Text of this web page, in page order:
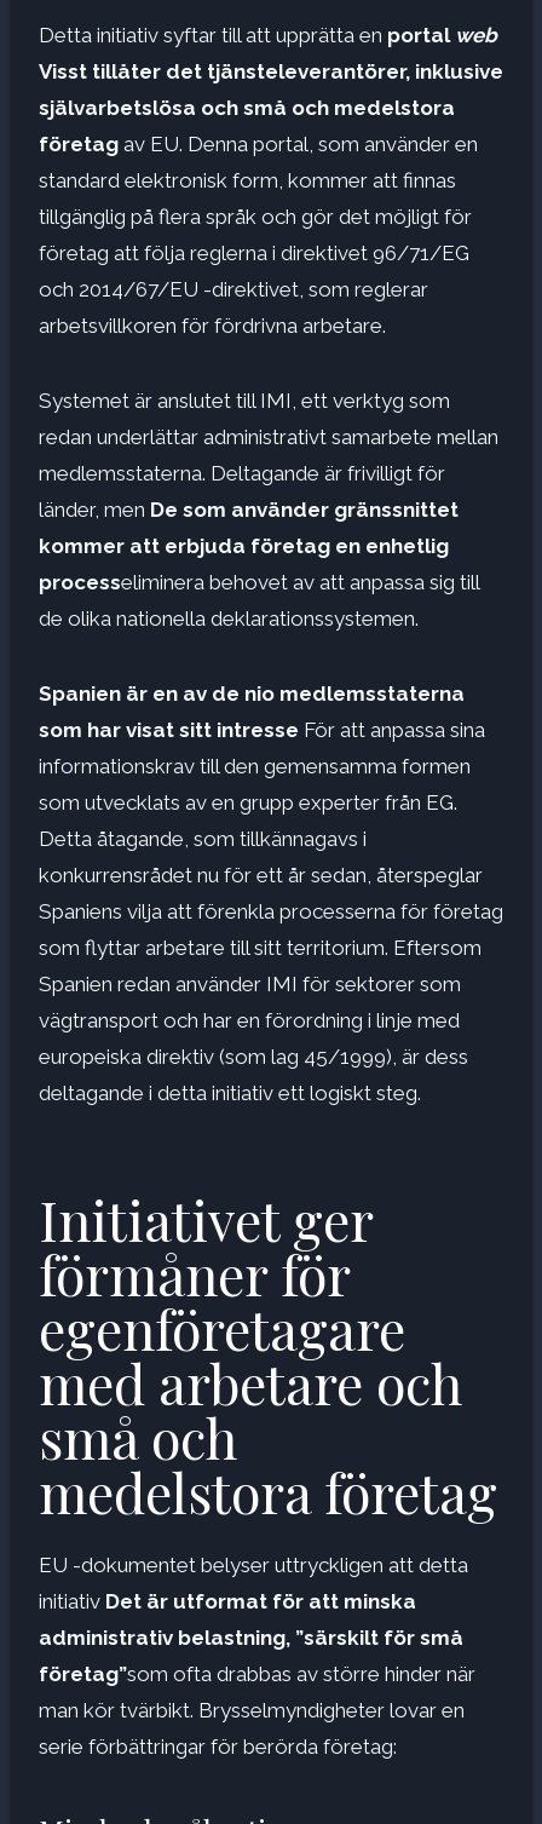
Detta initiativ syftar till att upprätta en portal web
Visst tillåter det tjänsteleverantörer, inklusive
självarbetslösa och små och medelstora
företag av EU. Denna portal, som använder en
standard elektronisk form, kommer att finnas
tillgänglig på flera språk och gör det möjligt för
företag att följa reglerna i direktivet 96/71/EG
och 2014/67/EU -direktivet, som reglerar
arbetsvillkoren för fördrivna arbetare.
Systemet är anslutet till IMI, ett verktyg som
redan underlättar administrativt samarbete mellan
medlemsstaterna. Deltagande är frivilligt för
länder, men De som använder gränssnittet
kommer att erbjuda företag en enhetlig
processeliminera behovet av att anpassa sig till
de olika nationella deklarationssystemen.
Spanien är en av de nio medlemsstaterna
som har visat sitt intresse För att anpassa sina
informationskrav till den gemensamma formen
som utvecklats av en grupp experter från EG.
Detta åtagande, som tillkännagavs i
konkurrensrådet nu för ett år sedan, återspeglar
Spaniens vilja att förenkla processerna för företag
som flyttar arbetare till sitt territorium. Eftersom
Spanien redan använder IMI för sektorer som
vägtransport och har en förordning i linje med
europeiska direktiv (som lag 45/1999), är dess
deltagande i detta initiativ ett logiskt steg.
Initiativet ger
förmåner för
egenföretagare
med arbetare och
små och
medelstora företag
EU -dokumentet belyser uttryckligen att detta
initiativ Det är utformat för att minska
administrativ belastning, ”särskilt för små
företag”som ofta drabbas av större hinder när
man kör tvärbikt. Brysselmyndigheter lovar en
serie förbättringar för berörda företag: